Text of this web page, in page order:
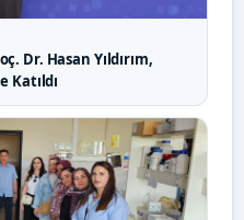
Dr. Hasan Yıldırım,
Katıldı